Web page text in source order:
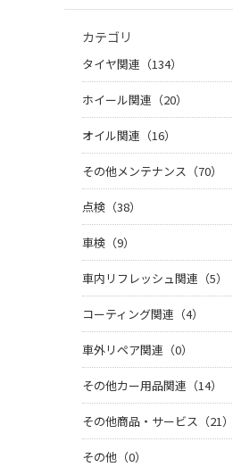
カテゴリ
タイヤ関連（134）
ホイール関連（20）
オイル関連（16）
その他メンテナンス（70）
点検（38）
車検（9）
車内リフレッシュ関連（5）
コーティング関連（4）
車外リペア関連（0）
その他カー用品関連（14）
その他商品・サービス（21）
その他（0）